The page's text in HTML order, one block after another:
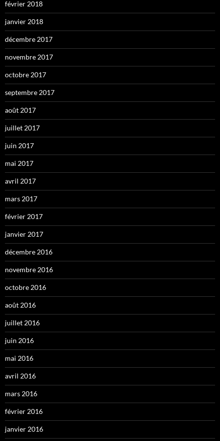
février 2018
janvier 2018
décembre 2017
novembre 2017
octobre 2017
septembre 2017
août 2017
juillet 2017
juin 2017
mai 2017
avril 2017
mars 2017
février 2017
janvier 2017
décembre 2016
novembre 2016
octobre 2016
août 2016
juillet 2016
juin 2016
mai 2016
avril 2016
mars 2016
février 2016
janvier 2016